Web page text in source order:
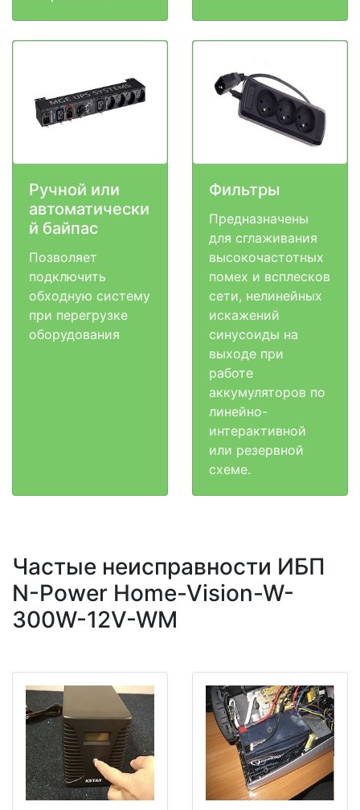
Ручной или
автоматически
й байпас
Позволяет
подключить
обходную систему
при перегрузке
оборудования
Фильтры
Предназначены
для сглаживания
высокочастотных
помех и всплесков
сети, нелинейных
искажений
синусоиды на
выходе при
работе
аккумуляторов по
линейно-
интерактивной
или резервной
схеме.
Частые неисправности ИБП
N-Power Home-Vision-W-
300W-12V-WM